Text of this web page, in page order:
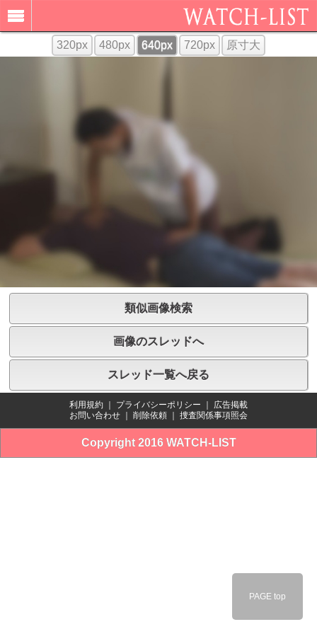
320px 480px 640px 720px 原寸大
類似画像検索
画像のスレッドへ
スレッド一覧へ戻る
利用規約 ｜ プライバシーポリシー ｜ 広告掲載
お問い合わせ ｜ 削除依頼 ｜ 捜査関係事項照会
Copyright 2016 WATCH-LIST
PAGE top